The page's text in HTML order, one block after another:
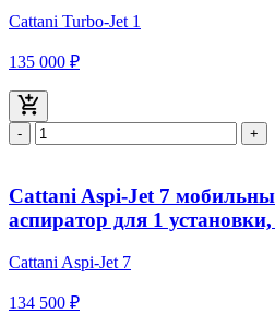
Cattani Turbo-Jet 1
135 000 ₽
- +
Cattani Aspi-Jet 7
аспиратор для 1
Cattani Aspi-Jet 7
134 500 ₽